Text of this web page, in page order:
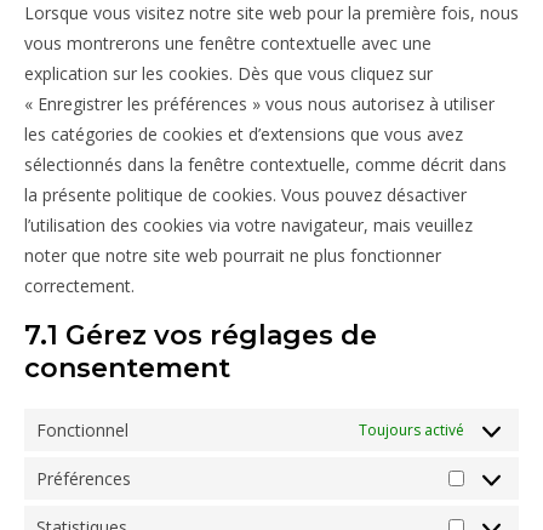
Lorsque vous visitez notre site web pour la première fois, nous
vous montrerons une fenêtre contextuelle avec une
explication sur les cookies. Dès que vous cliquez sur
« Enregistrer les préférences » vous nous autorisez à utiliser
les catégories de cookies et d’extensions que vous avez
sélectionnés dans la fenêtre contextuelle, comme décrit dans
la présente politique de cookies. Vous pouvez désactiver
l’utilisation des cookies via votre navigateur, mais veuillez
noter que notre site web pourrait ne plus fonctionner
correctement.
7.1 Gérez vos réglages de
consentement
Fonctionnel Toujours activé
Préférences